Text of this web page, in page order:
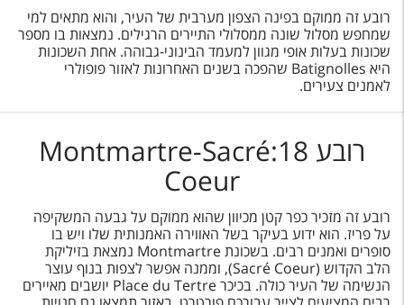
רובע זה ממוקם בפינה הצפון מערבית של העיר, והוא מתאים למי
שמחפש מסלול שונה ממסלולי התיירים הרגילים. נמצאות בו מספר
שכונות בעלות אופי מגוון למעמד הבינוני-גבוהה. אחת השכונות
היא Batignolles שהפכה בשנים האחרונות לאזור פופולרי
לאמנים צעירים.
רובע 18:Montmartre-Sacré
Coeur
רובע זה מזכיר כפר קטן מכיוון שהוא ממוקם על גבעה המשקיפה
על פריז. הוא ידוע בעיקר בשל האווירה האמנותית שלו ויש בו
סופרים ואמנים רבים. בשכונת Montmartre נמצאת בזיליקת
הלב הקדוש (Sacré Coeur), וממנה אפשר לצפות בנוף עוצר
הנשימה של העיר כולה. בכיכר Place du Tertre יושבים מאיירים